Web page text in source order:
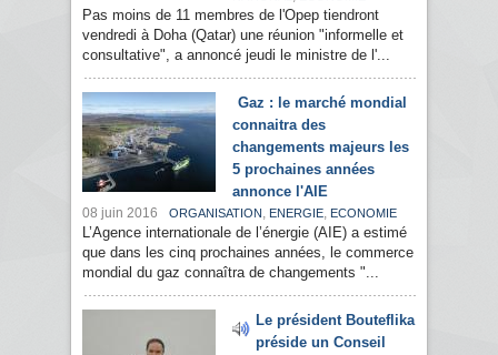
Pas moins de 11 membres de l'Opep tiendront
vendredi à Doha (Qatar) une réunion "informelle et
consultative", a annoncé jeudi le ministre de l'...
Gaz : le marché mondial
connaitra des
changements majeurs les
5 prochaines années
annonce l'AIE
08 juin 2016 ORGANISATION , ENERGIE, ECONOMIE
L’Agence internationale de l’énergie (AIE) a estimé
que dans les cinq prochaines années, le commerce
mondial du gaz connaîtra de changements "...
Le président Bouteflika
préside un Conseil